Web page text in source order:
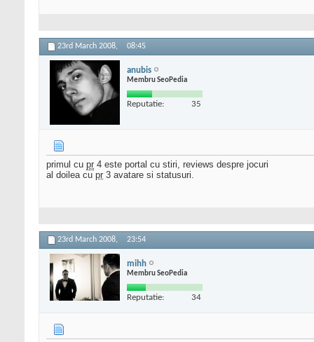
23rd March 2008, 08:45
anubis
Membru SeoPedia
Reputatie: 35
primul cu pr 4 este portal cu stiri, reviews despre jocuri
al doilea cu pr 3 avatare si statusuri.
23rd March 2008, 23:54
mihh
Membru SeoPedia
Reputatie: 34